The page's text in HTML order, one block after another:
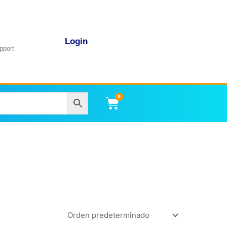
Login
0
Carrito